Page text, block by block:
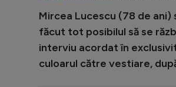
Mircea Lucescu (78 de
făcut tot posibilul să se
interviu acordat în
culoarul către vestiare,